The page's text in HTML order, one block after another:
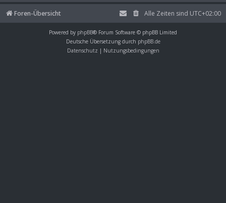
Foren-Übersicht Alle Zeiten sind UTC+02:00
Powered by phpBB® Forum Software © phpBB Limited
Deutsche Übersetzung durch phpBB.de
Datenschutz | Nutzungsbedingungen